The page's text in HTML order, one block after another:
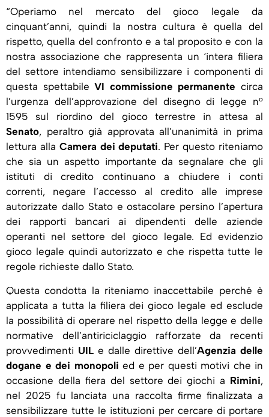
“Operiamo nel mercato del gioco legale da
cinquant’anni, quindi la nostra cultura è quella del
rispetto, quella del confronto e a tal proposito e con la
nostra associazione che rappresenta un ‘intera filiera
del settore intendiamo sensibilizzare i componenti di
questa spettabileVI commissione permanente circa
l’urgenza dell’approvazione del disegno di legge n°
1595 sul riordino del gioco terrestre in attesa al
Senato, peraltro già approvata all’unanimità in prima
lettura alla Camera dei deputati. Per questo riteniamo
che sia un aspetto importante da segnalare che gli
istituti di credito continuano a chiudere i conti
correnti, negare l’accesso al credito alle imprese
autorizzate dallo Stato e ostacolare persino l’apertura
dei rapporti bancari ai dipendenti delle aziende
operanti nel settore del gioco legale. Ed evidenzio
gioco legale quindi autorizzato e che rispetta tutte le
regole richieste dallo Stato.
Questa condotta la riteniamo inaccettabile perché è
applicata a tutta la filiera dei gioco legale ed esclude
la possibilità di operare nel rispetto della legge e delle
normative dell’antiriciclaggio rafforzate da recenti
provvedimenti UIL e dalle direttive dell’Agenzia delle
dogane e dei monopoli ed e per questi motivi che in
occasione della fiera del settore dei giochi a Rimini,
nel 2025 fu lanciata una raccolta firme finalizzata a
sensibilizzare tutte le istituzioni per cercare di portare